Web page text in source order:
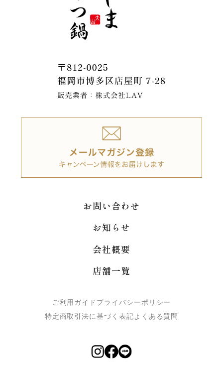
お問い合わせ
お知らせ
会社概要
店舗一覧
ご利用ガイド プライバシーポリシー
特定商取引法に基づく表記よくある質問